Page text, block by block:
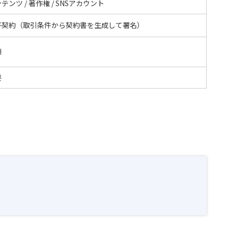
ンツ / 著作権 / SNSアカウント
約（取引条件から契約書を生成して署名）